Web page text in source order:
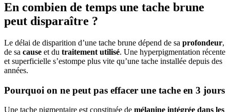
En combien de temps une tache brune
peut disparaître ?
Le délai de disparition d’une tache brune dépend de sa profondeur,
de sa cause et du traitement utilisé. Une hyperpigmentation récente
et superficielle s’estompe plus vite qu’une tache installée depuis des
années.
Pourquoi on ne peut pas effacer une tache en 3 jours
Une tache pigmentaire est constituée de mélanine intégrée dans les